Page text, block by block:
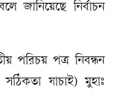
জানিয়েছে নির্বাচন
পরিচয় পত্র নিবন্ধন
যাচাই) মুহাঃ